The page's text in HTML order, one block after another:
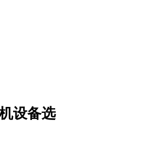
设备选